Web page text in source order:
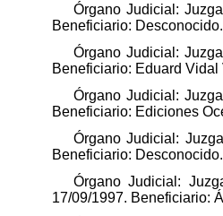
Órgano Judicial:
Beneficiario:
Órgano Judicial:
Beneficiario: Eduard Vidal
Órgano Judicial:
Beneficiario: Ediciones
Órgano Judicial:
Beneficiario:
Órgano Judicial:
17/09/1997. Beneficiario: